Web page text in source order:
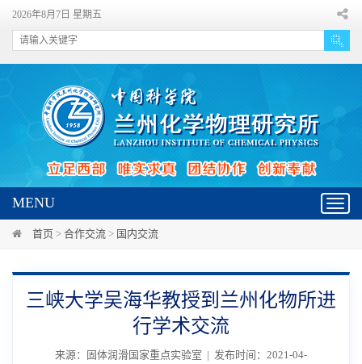
2026年8月7日 星期五
MENU
首页 > 合作交流 > 国内交流
三峡大学吴海华教授到兰州化物所进
行学术交流
来源：固体润滑国家重点实验室 | 发布时间：2021-04-